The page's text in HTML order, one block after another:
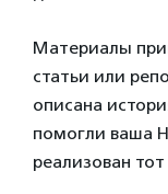
Материалы
статьи или
описана
помогли ваша
реализован